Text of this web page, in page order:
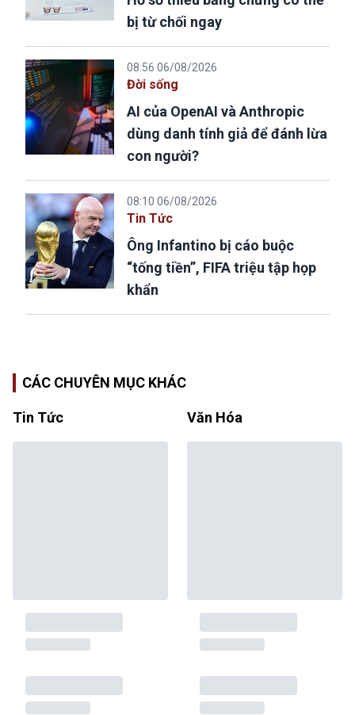
bị từ chối ngay
08:56 06/08/2026
Đời sống
AI của OpenAI và Anthropic
dùng danh tính giả để đánh lừa
con người?
08:10 06/08/2026
Tin Tức
Ông Infantino bị cáo buộc
“tống tiền”, FIFA triệu tập họp
khẩn
CÁC CHUYÊN MỤC KHÁC
Tin Tức Văn Hóa